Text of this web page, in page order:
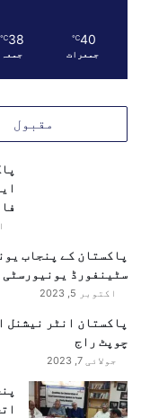
40
℃
جمعرات
38
℃
جمعہ
مقبول
پاکستان کے پنجاب
سٹینفورڈ
اکتوبر 5, 2023
پاکستان انٹر نیشنل
چوپٹ راج
جولائی 7, 2023